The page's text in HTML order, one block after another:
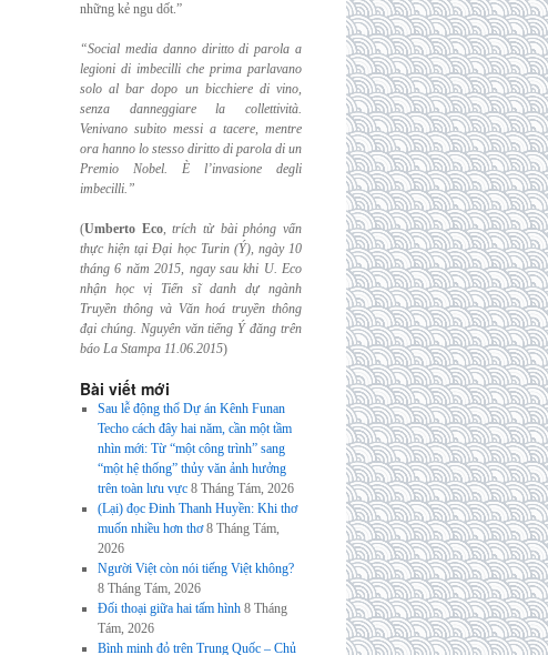
những kẻ ngu dốt.”
“Social media danno diritto di parola a
legioni di imbecilli che prima parlavano
solo albar dopo un bicchiere di vino,
senza danneggiare la collettività.
Venivano subito messi a tacere, mentre
ora hanno lo stesso diritto di parola di un
Premio Nobel. È l’invasione degli
imbecilli.”
(Umberto Eco,trích từ bài phỏng vấn
thực hiện tại Đại học Turin (Ý), ngày 10
tháng 6 năm 2015, ngay sau khi U. Eco
nhận học vị Tiến sĩ danh dự ngành
Truyền thông và Văn hoá truyền thông
đại chúng. Nguyên văn tiếng Ý đăng trên
báo La Stampa 11.06.2015)
Bài viết mới
Sau lễ động thổ Dự án Kênh Funan
Techo cách đây hai năm, cần một tầm
nhìn mới: Từ “một công trình” sang
“một hệ thống” thủy văn ảnh hưởng
trên toàn lưu vực 8 Tháng Tám, 2026
(Lại) đọc Đinh Thanh Huyền: Khi thơ
muốn nhiều hơn thơ 8 Tháng Tám,
2026
Người Việt còn nói tiếng Việt không?
8 Tháng Tám, 2026
Đối thoại giữa hai tấm hình 8 Tháng
Tám, 2026
Bình minh đỏ trên Trung Quốc – Chủ